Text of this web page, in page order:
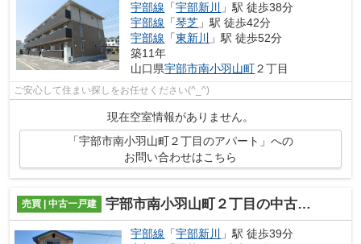
宇部線 「宇部新川
」駅 徒歩38分
宇部線 「琴芝 」駅 徒歩42分
宇部線 「東新川
」駅 徒歩52分
築11年
山口県宇部市南小羽山町２丁目
ご安心して住まい探しをお任せください(^_^)
現在空室情報がありません。
「宇部市南小羽山町２丁目のアパート」への
お問い合わせはこちら
売買 | 中古一戸建 宇部市南小羽山町２丁目の中古一戸建
宇部線 「宇部新川
」駅 徒歩39分